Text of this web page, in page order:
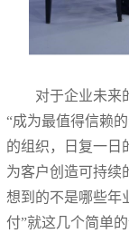
对于企业未来
“成为最值得信赖
的组织，日复一日
为客户创造可持续
想到的不是哪些年
付”就这几个简单的